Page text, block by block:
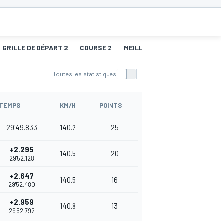
GRILLE DE DÉPART 2 COURSE 2 MEILLEURS TOURS 2
Toutes les statistiques
KM/H POINTS
29'49.833 140.2 25
+2.295
29'52.128
140.5 20
+2.647
29'52.480
140.5 16
+2.959
29'52.792
140.8 13